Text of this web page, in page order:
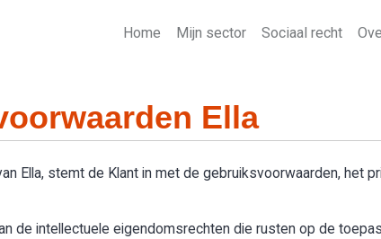
Home Mijn sector Sociaal recht
Ella
Ella, stemt de Klant in met de gebruiksvoorwaarden, het
de intellectuele eigendomsrechten die rusten op de